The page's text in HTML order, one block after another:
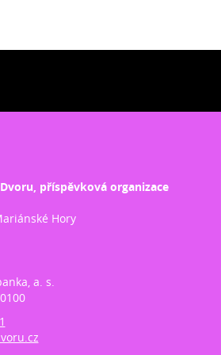
příspěvková organizace
Hory
a. s.